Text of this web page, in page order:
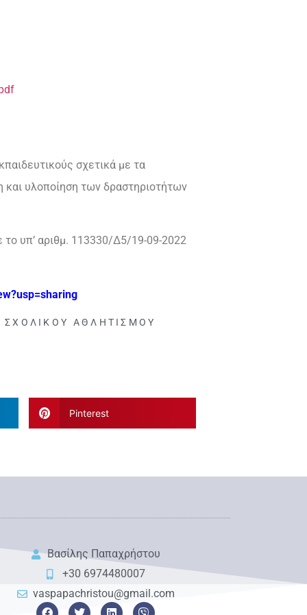
σχετικά με τα
υλοποίηση των δραστηριοτήτων
υπ’ αριθμ. 113330/Δ5/19-09-2022
ΑΘΛΗΤΙΣΜΟΎ
Pinterest
Βασίλης Παπαχρήστου
+30 6974480007
vaspapachristou@gmail.com